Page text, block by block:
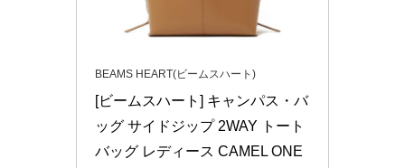
BEAMS HEART(ビームスハート)
[ビームスハート] キャンパス・バ
ッグ サイドジップ 2WAY トート
バッグ レディース CAMEL ONE